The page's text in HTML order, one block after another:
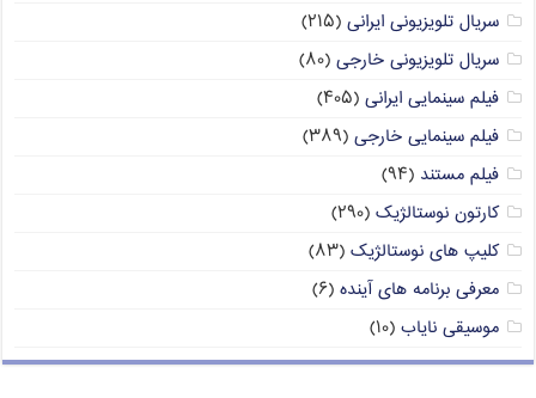
سریال تلویزیونی ایرانی (۲۱۵)
سریال تلویزیونی خارجی (۸۰)
فیلم سینمایی ایرانی (۴۰۵)
فیلم سینمایی خارجی (۳۸۹)
فیلم مستند (۹۴)
کارتون نوستالژیک (۲۹۰)
کلیپ های نوستالژیک (۸۳)
معرفی برنامه های آینده (۶)
موسیقی نایاب (۱۰)